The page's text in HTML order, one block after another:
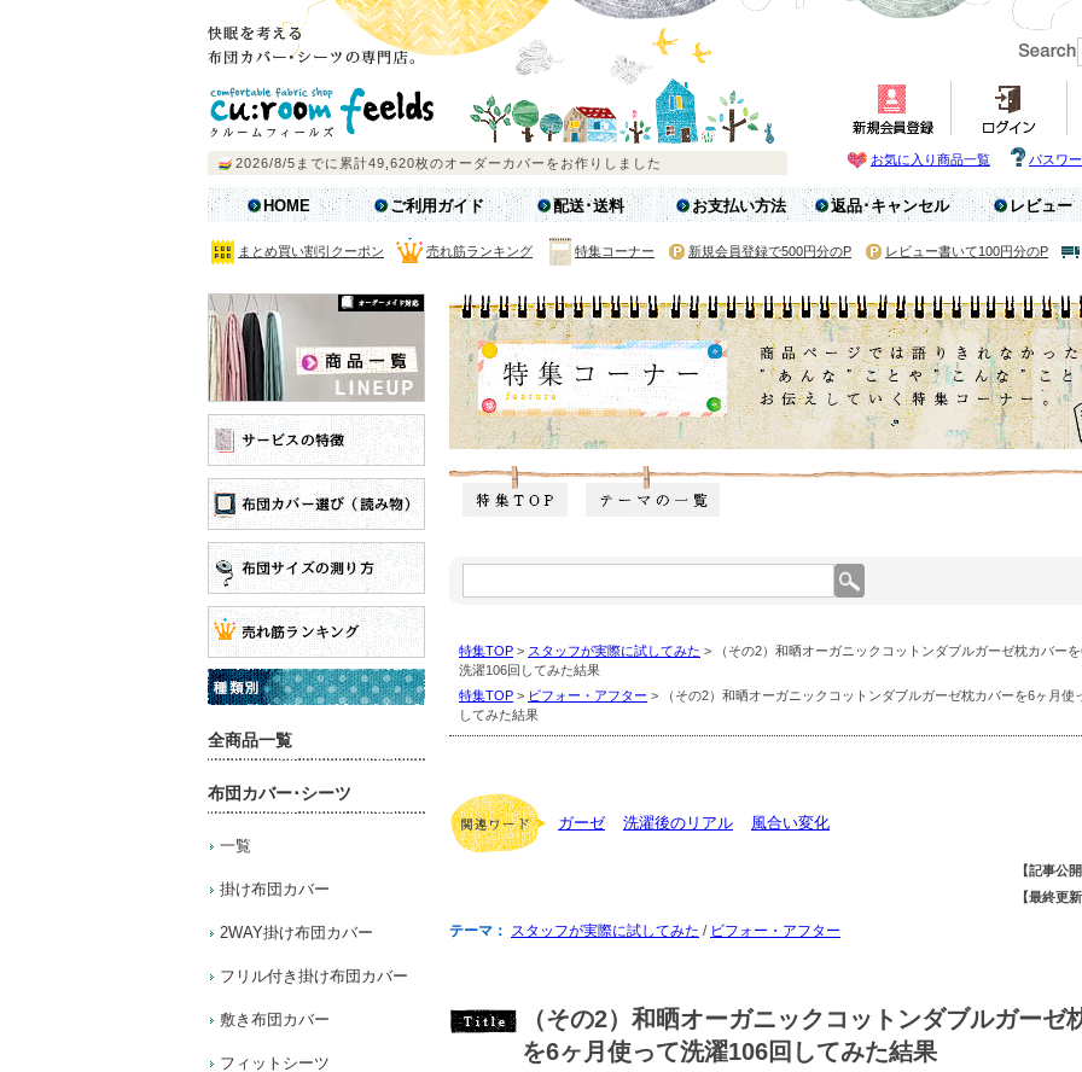
お気に入り商品一覧 パスワ
HOME ご利用ガイド 配送･送料 お支払い方法 返品･キャンセル レビュー
まとめ買い割引クーポン 売れ筋ランキング 特集コーナー 新規会員登録で500円分のP レビュー書いて100円分のP
全商品一覧
布団カバー･シーツ
一覧
掛け布団カバー
2WAY掛け布団カバー
フリル付き掛け布団カバー
敷き布団カバー
フィットシーツ
集
ナ
ー
内
を
検
特集TOP > スタッフが実際に試してみた > （その2）和晒オーガニックコットンダブルガーゼ枕カバー
洗濯106回してみた結果
特集TOP > ビフォー・アフター > （その2）和晒オーガニックコットンダブルガーゼ枕カバーを6ヶ月使
してみた結果
ガーゼ 洗濯後のリアル 風合い変化
【記事公
【最終更
テーマ： スタッフが実際に試してみた / ビフォー・アフター
（その2）和晒オーガニックコットンダブルガーゼ
を6ヶ月使って洗濯106回してみた結果